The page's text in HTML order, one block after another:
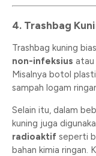
4. Trashbag
Trashbag kuning
non-infeksius atau
Misalnya botol
sampah logam
Selain itu, dalam
kuning juga
radioaktif seperti
bahan kimia ringan.